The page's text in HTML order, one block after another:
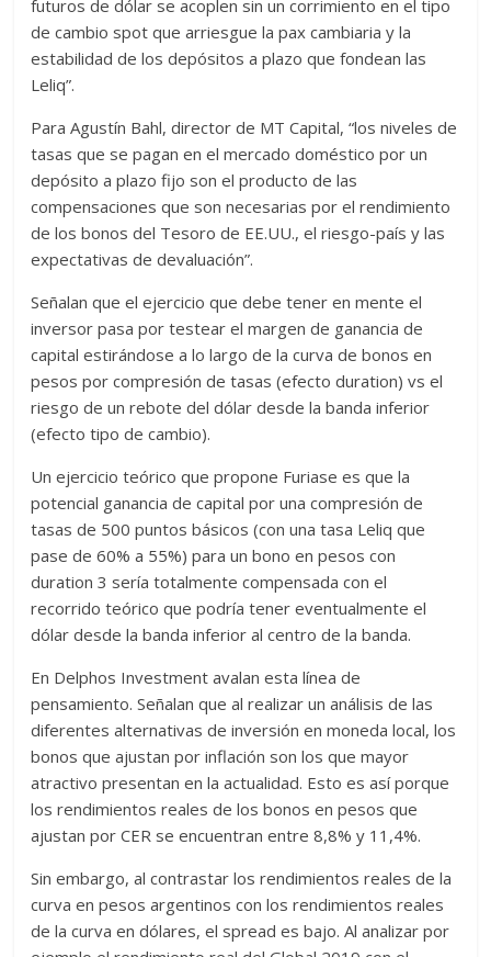
futuros de dólar se acoplen sin un corrimiento en el tipo
de cambio spot que arriesgue la pax cambiaria y la
estabilidad de los depósitos a plazo que fondean las
Leliq”.
Para Agustín Bahl, director de MT Capital, “los niveles de
tasas que se pagan en el mercado doméstico por un
depósito a plazo fijo son el producto de las
compensaciones que son necesarias por el rendimiento
de los bonos del Tesoro de EE.UU., el riesgo-país y las
expectativas de devaluación”.
Señalan que el ejercicio que debe tener en mente el
inversor pasa por testear el margen de ganancia de
capital estirándose a lo largo de la curva de bonos en
pesos por compresión de tasas (efecto duration) vs el
riesgo de un rebote del dólar desde la banda inferior
(efecto tipo de cambio).
Un ejercicio teórico que propone Furiase es que la
potencial ganancia de capital por una compresión de
tasas de 500 puntos básicos (con una tasa Leliq que
pase de 60% a 55%) para un bono en pesos con
duration 3 sería totalmente compensada con el
recorrido teórico que podría tener eventualmente el
dólar desde la banda inferior al centro de la banda.
En Delphos Investment avalan esta línea de
pensamiento. Señalan que al realizar un análisis de las
diferentes alternativas de inversión en moneda local, los
bonos que ajustan por inflación son los que mayor
atractivo presentan en la actualidad. Esto es así porque
los rendimientos reales de los bonos en pesos que
ajustan por CER se encuentran entre 8,8% y 11,4%.
Sin embargo, al contrastar los rendimientos reales de la
curva en pesos argentinos con los rendimientos reales
de la curva en dólares, el spread es bajo. Al analizar por